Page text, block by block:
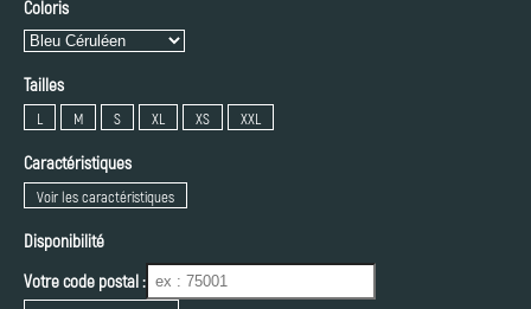
Coloris
Tailles
L M S XL XS XXL
Caractéristiques
Voir les caractéristiques
Disponibilité
Votre code postal :